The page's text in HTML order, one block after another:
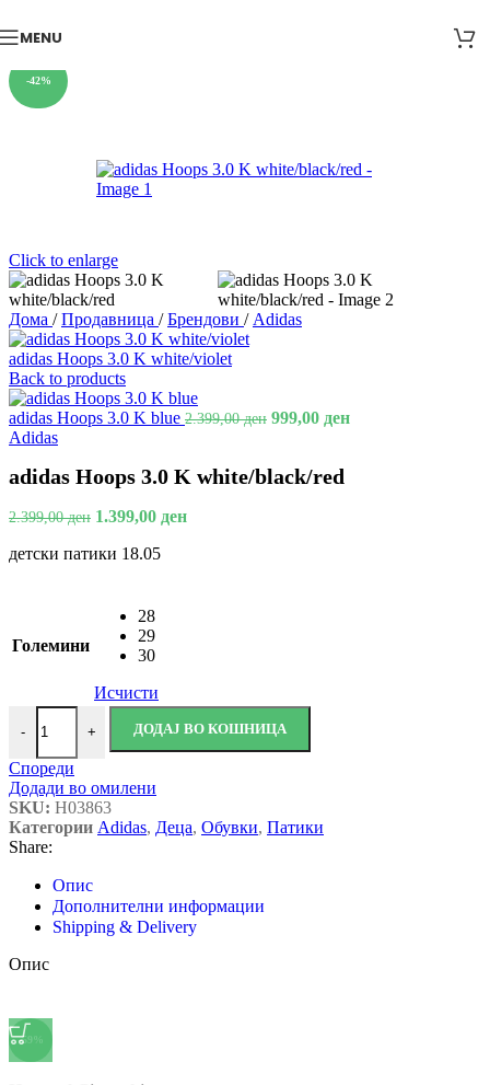
MENU
-42%
Click to enlarge
Дома / Продавница / Брендови / Adidas
adidas Hoops 3.0 K white/violet
Back to products
adidas Hoops 3.0 K blue 2.399,00ден 999,00 ден
Adidas
adidas Hoops 3.0 K white/black/red
2.399,00ден 1.399,00 ден
детски патики 18.05
Големини
28
29
30
Исчисти
- + ДОДАЈ ВО КОШНИЦА
Спореди
Додади во омилени
SKU: H03863
Категории Adidas, Деца, Обувки, Патики
Share:
Опис
Дополнителни информации
Shipping & Delivery
Опис
-59%